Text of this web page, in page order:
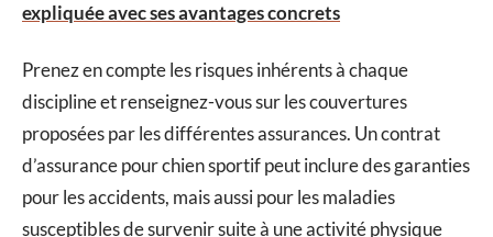
expliquée avec ses avantages concrets
Prenez en compte les risques inhérents à chaque
discipline et renseignez-vous sur les couvertures
proposées par les différentes assurances. Un contrat
d’assurance pour chien sportif peut inclure des garanties
pour les accidents, mais aussi pour les maladies
susceptibles de survenir suite à une activité physique